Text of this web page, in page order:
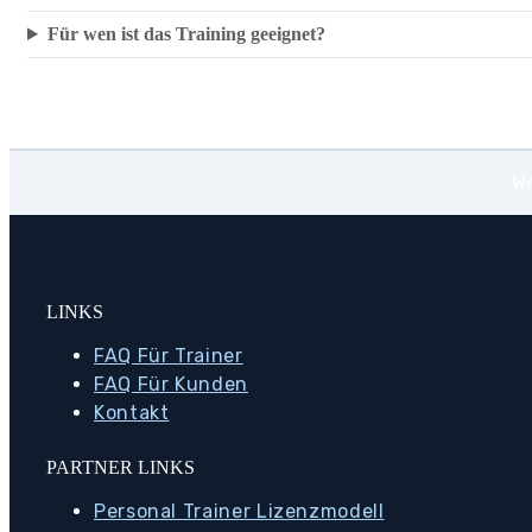
Für wen ist das Training geeignet?
LINKS
FAQ Für Trainer
FAQ Für Kunden
Kontakt
PARTNER LINKS
Personal Trainer Lizenzmodell